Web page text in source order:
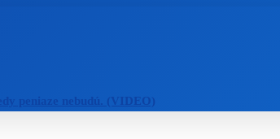
peniaze nebudú. (VIDEO)